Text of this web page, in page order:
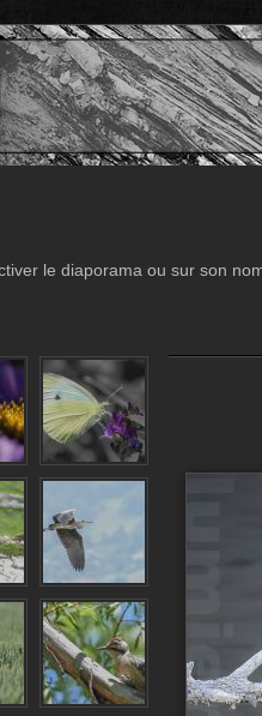
le diaporama ou sur son